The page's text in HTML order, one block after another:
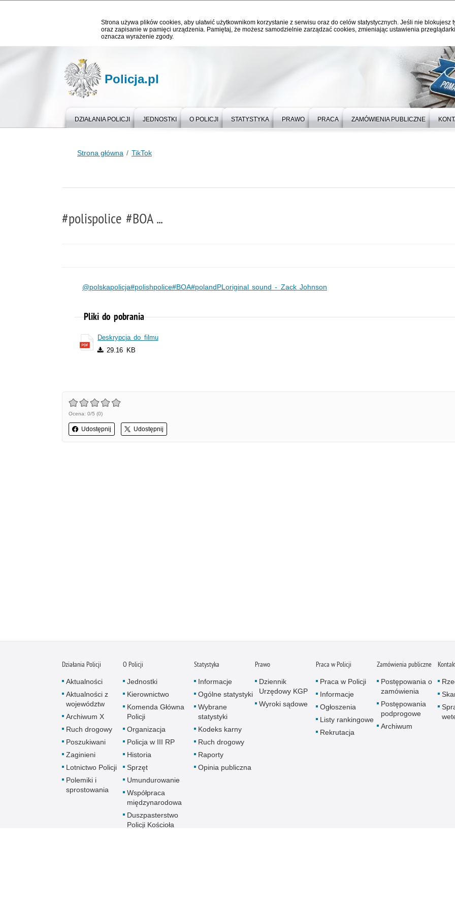
Strona używa plików cookies, aby ułatwić użytkownikom korzystanie z serwisu oraz do celów statystycznych. Jeśli nie blokujesz
oraz zapisanie w pamięci urządzenia. Pamiętaj, że możesz samodzielnie zarządzać cookies, zmieniając ustawienia
oznacza wyrażenie zgody.
Policja.pl
DZIAŁANIA POLICJI JEDNOSTKI O POLICJI STATYSTYKA PRAWO PRACA ZAMÓWIENIA PUBLICZNE
Strona główna TikTok
#polispolice #BOA ...
@polskapolicja#polishpolice#BOA#polandPL original sound - Zack Johnson
Pliki do pobrania
Deskrypcja do filmu
29.16 KB
Ocena: 0/5 (0)
Udostępnij Udostępnij
Działania Policji
Aktualności
Aktualności z
województw
Archiwum X
Ruch drogowy
Poszukiwani
Zaginieni
Lotnictwo Policji
Polemiki i
sprostowania
O Policji
Jednostki
Kierownictwo
Komenda Główna
Policji
Organizacja
Policja w III RP
Historia
Sprzęt
Umundurowanie
Współpraca
międzynarodowa
Duszpasterstwo
Policji Kościoła
Statystyka
Informacje
Ogólne statystyki
Wybrane
statystyki
Kodeks karny
Ruch drogowy
Raporty
Opinia publiczna
Prawo
Dziennik
Urzędowy KGP
Wyroki sądowe
Praca w Policji
Praca w Policji
Informacje
Ogłoszenia
Listy rankingowe
Rekrutacja
Zamówienia publiczne
Postępowania o
zamówienia
Postępowania
podprogowe
Archiwum